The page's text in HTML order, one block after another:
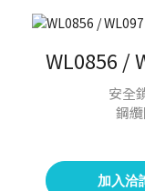
安全
鋼
加入洽